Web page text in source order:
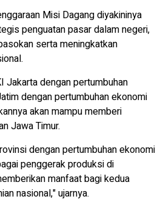
Misi Dagang diyakininya
penguatan pasar dalam negeri,
serta meningkatkan
Jakarta dengan pertumbuhan
dengan pertumbuhan ekonomi
akan mampu memberi
Jawa Timur.
dengan pertumbuhan ekonomi
penggerak produksi di
manfaat bagi kedua
nasional," ujarnya.